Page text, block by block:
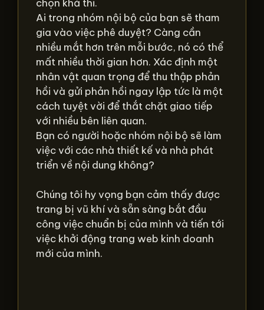
chọn khả thi.
Ai trong nhóm nội bộ của bạn sẽ tham
gia vào việc phê duyệt? Càng cần
nhiều mắt hơn trên mỗi bước, nó có thể
mất nhiều thời gian hơn. Xác định một
nhân vật quan trọng để thu thập phản
hồi và gửi phản hồi ngay lập tức là một
cách tuyệt vời để thắt chặt giao tiếp
với nhiều bên liên quan.
Bạn có người hoặc nhóm nội bộ sẽ làm
việc với các nhà thiết kế và nhà phát
triển về nội dung không?
Chúng tôi hy vọng bạn cảm thấy được
trang bị vũ khí và sẵn sàng bắt đầu
công việc chuẩn bị của mình và tiến tới
việc khởi động trang web kinh doanh
mới của mình.